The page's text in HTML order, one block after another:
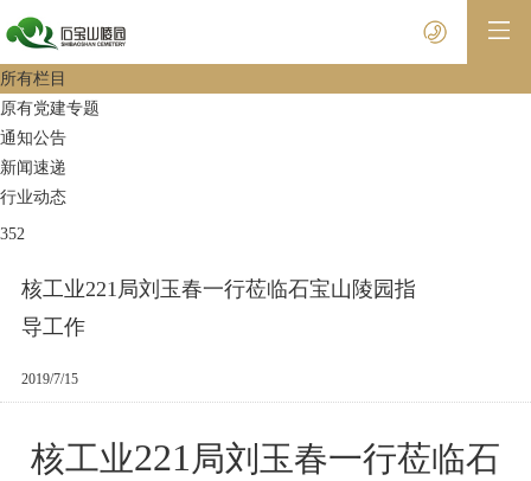
所有栏目
原有党建专题
通知公告
新闻速递
行业动态
352
核工业221局刘玉春一行莅临石宝山陵园指
导工作
2019/7/15
核工业221局刘玉春一行莅临石